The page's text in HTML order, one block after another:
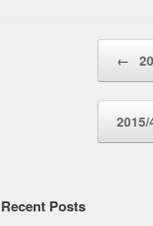
←
2015/
Recent Posts